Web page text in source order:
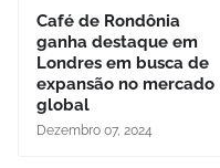
Café de Rondônia
ganha destaque em
Londres em busca de
expansão no mercado
global
Dezembro 07, 2024